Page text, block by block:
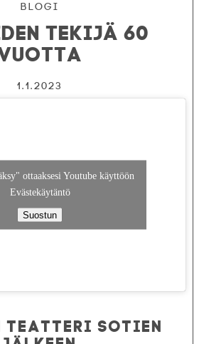
Blogi
tekijä 60
1.1.2023
ottaaksesi Youtube käyttöön
Evästekäytäntö
Suostun
TEATTERI SOTIEN